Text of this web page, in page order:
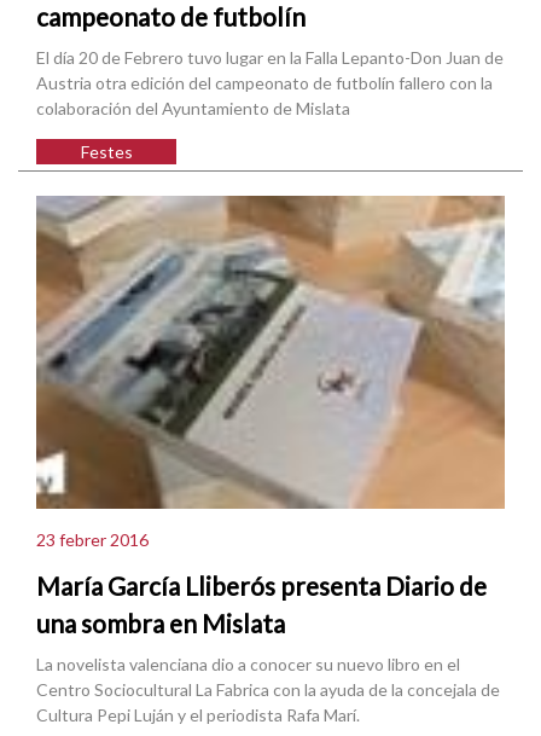
campeonato de futbolín
El día 20 de Febrero tuvo lugar en la Falla Lepanto-Don Juan de
Austria otra edición del campeonato de futbolín fallero con la
colaboración del Ayuntamiento de Mislata
Festes
23 febrer 2016
María García Lliberós presenta Diario de
una sombra en Mislata
La novelista valenciana dio a conocer su nuevo libro en el
Centro Sociocultural La Fabrica con la ayuda de la concejala de
Cultura Pepi Luján y el periodista Rafa Marí.